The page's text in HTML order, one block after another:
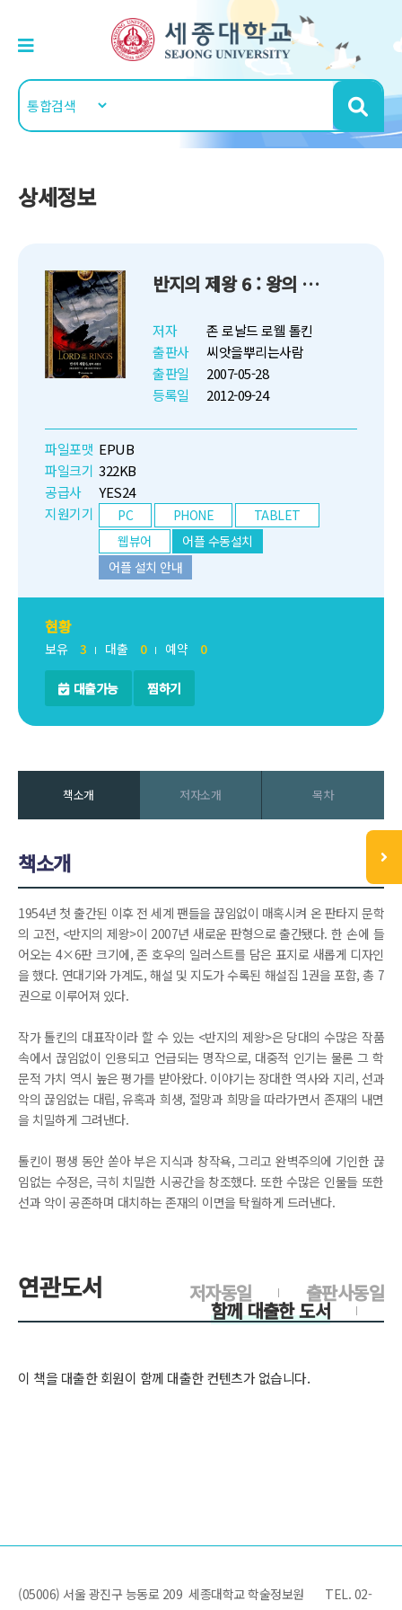
상세정보
반지의 제왕 6 : 왕의 귀환 2
저자
존 로날드 로웰 톨킨
출판사
씨앗을뿌리는사람
출판일
2007-05-28
등록일
2012-09-24
파일포맷 EPUB
파일크기 322KB
공급사
YES24
지원기기
PC PHONE
TABLET
웹뷰어
어플 수동설치
어플 설치 안내
현황
보유 3 대출 0 예약 0
대출가능 찜하기
책소개 저자소개 목차
책소개
1954년 첫 출간된 이후 전 세계 팬들을 끊임없이 매혹시켜 온 판타지 문학
의 고전, <반지의 제왕>이 2007년 새로운 판형으로 출간됐다. 한 손에 들
어오는 4×6판 크기에, 존 호우의 일러스트를 담은 표지로 새롭게 디자인
을 했다. 연대기와 가계도, 해설 및 지도가 수록된 해설집 1권을 포함, 총 7
권으로 이루어져 있다.
작가 톨킨의 대표작이라 할 수 있는 <반지의 제왕>은 당대의 수많은 작품
속에서 끊임없이 인용되고 언급되는 명작으로, 대중적 인기는 물론 그 학
문적 가치 역시 높은 평가를 받아왔다. 이야기는 장대한 역사와 지리, 선과
악의 끊임없는 대립, 유혹과 희생, 절망과 희망을 따라가면서 존재의 내면
을 치밀하게 그려낸다.
톨킨이 평생 동안 쏟아 부은 지식과 창작욕, 그리고 완벽주의에 기인한 끊
임없는 수정은, 극히 치밀한 시공간을 창조했다. 또한 수많은 인물들 또한
선과 악이 공존하며 대치하는 존재의 이면을 탁월하게 드러낸다.
연관도서 출판사동일
저자동일
함께 대출한 도서
이 책을 대출한 회원이 함께 대출한 컨텐츠가 없습니다.
(05006) 서울 광진구 능동로 209 세종대학교 학술정보원
TEL. 02-